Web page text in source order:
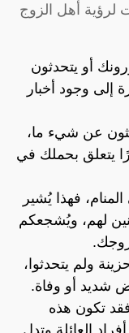
لرؤية أهل الزوج
أو يتحدثون
إلى وجود أخبار
عن شيء ما،
يتعلق بحملك في
فهذا يُشير
لهم، ويُشجعكم
زوجك.
ولم يتحدثوا،
شديد أو وفاة.
تكون هذه
العائلة وتدل